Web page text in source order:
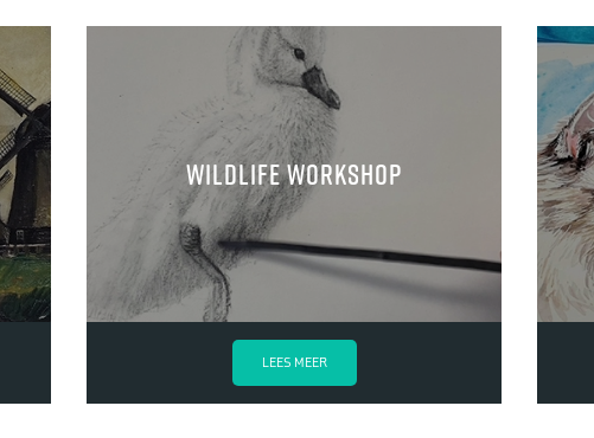
Wildlife workshop
LEES MEER